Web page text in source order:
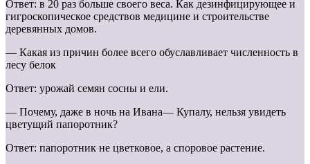
Ответ: в 20 раз больше своего веса. Как дезинфицирующее и
гигроскопическое средствов медицине и строительстве
деревянных домов.
— Какая из причин более всего обуславливает численность в
лесу белок
Ответ: урожай семян сосны и ели.
— Почему, даже в ночь на Ивана— Купалу, нельзя увидеть
цветущий папоротник?
Ответ: папоротник не цветковое, а споровое растение.